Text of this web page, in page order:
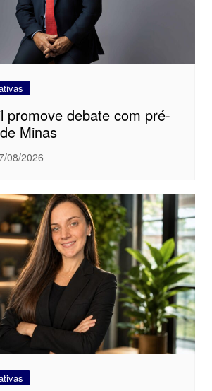
promove debate com pré-
Minas
08/2026